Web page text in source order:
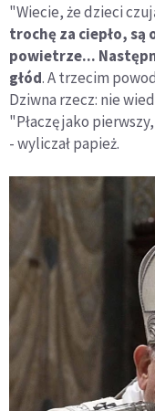
"Wiecie, że dzieci
trochę za ciepło,
powietrze...
głód. A trzecim
Dziwna rzecz: nie
"Płaczę jako
- wyliczał papież.